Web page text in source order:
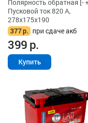
Полярность обратная [-
Пусковой ток 820 А,
278x175x190
377р. при сдаче акб
399р.
Купить